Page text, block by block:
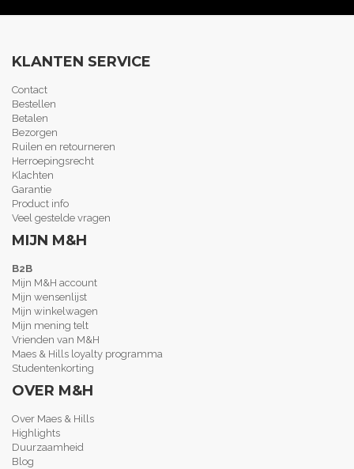
KLANTEN SERVICE
Contact
Bestellen
Betalen
Bezorgen
Ruilen en retourneren
Herroepingsrecht
Klachten
Garantie
Product info
Veel gestelde vragen
MIJN M&H
B2B
Mijn M&H account
Mijn wensenlijst
Mijn winkelwagen
Mijn mening telt
Vrienden van M&H
Maes & Hills loyalty programma
Studentenkorting
OVER M&H
Over Maes & Hills
Highlights
Duurzaamheid
Blog